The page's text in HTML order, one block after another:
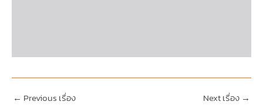
← Previous เรื่อง Next เรื่อง →